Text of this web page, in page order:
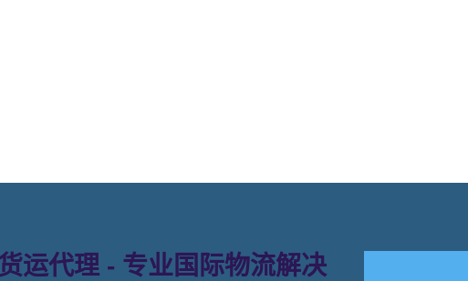
运代理 - 专业国际物流解决